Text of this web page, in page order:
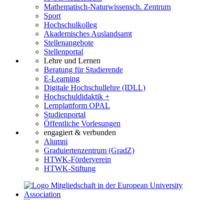
Mathematisch-Naturwissensch. Zentrum
Sport
Hochschulkolleg
Akademisches Auslandsamt
Stellenangebote
Stellenportal
Lehre und Lernen
Beratung für Studierende
E-Learning
Digitale Hochschullehre (IDLL)
Hochschuldidaktik +
Lernplattform OPAL
Studienportal
Öffentliche Vorlesungen
engagiert & verbunden
Alumni
Graduiertenzentrum (GradZ)
HTWK-Förderverein
HTWK-Stiftung